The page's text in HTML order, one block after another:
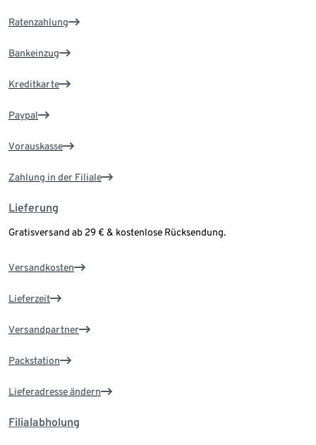
Ratenzahlung
Bankeinzug
Kreditkarte
Paypal
Vorauskasse
Zahlung in der Filiale
Lieferung
Gratisversand ab 29 € & kostenlose Rücksendung.
Versandkosten
Lieferzeit
Versandpartner
Packstation
Lieferadresse ändern
Filialabholung